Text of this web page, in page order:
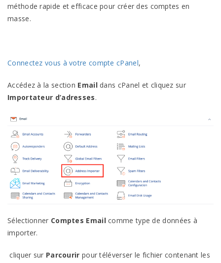
méthode rapide et efficace pour créer des comptes en
masse.
Connectez vous à votre compte cPanel,
Accédez à la section Emaildans cPanel et cliquez sur
Importateur d’adresses.
Sélectionner Comptes Emailcomme type de données à
importer.
cliquer sur Parcourir pour téléverser le fichier contenant les